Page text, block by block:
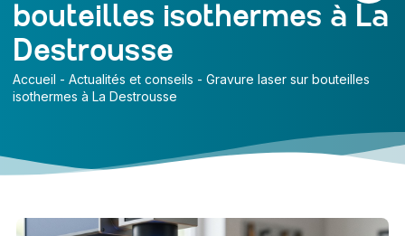
bouteilles isothermes à La
Destrousse
Accueil - Actualités et conseils - Gravure laser sur bouteilles
isothermes à La Destrousse